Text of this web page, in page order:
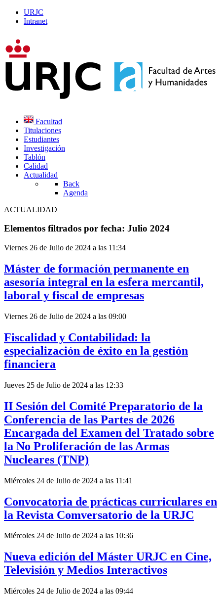
URJC
Intranet
Facultad
Titulaciones
Estudiantes
Investigación
Tablón
Calidad
Actualidad
Back
Agenda
ACTUALIDAD
Elementos filtrados por fecha: Julio 2024
Viernes 26 de Julio de 2024 a las 11:34
Máster de formación permanente en
asesoría integral en la esfera mercantil,
laboral y fiscal de empresas
Viernes 26 de Julio de 2024 a las 09:00
Fiscalidad y Contabilidad: la
especialización de éxito en la gestión
financiera
Jueves 25 de Julio de 2024 a las 12:33
II Sesión del Comité Preparatorio de la
Conferencia de las Partes de 2026
Encargada del Examen del Tratado sobre
la No Proliferación de las Armas
Nucleares (TNP)
Miércoles 24 de Julio de 2024 a las 11:41
Convocatoria de prácticas curriculares en
la Revista Comversatorio de la URJC
Miércoles 24 de Julio de 2024 a las 10:36
Nueva edición del Máster URJC en Cine,
Televisión y Medios Interactivos
Miércoles 24 de Julio de 2024 a las 09:44